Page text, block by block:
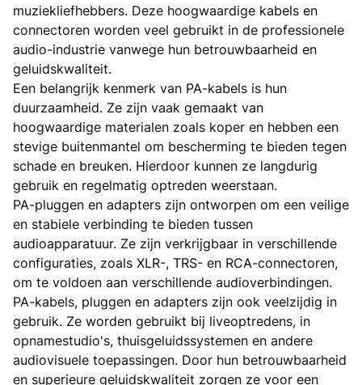
muziekliefhebbers. Deze hoogwaardige kabels en
connectoren worden veel gebruikt in de professionele
audio-industrie vanwege hun betrouwbaarheid en
geluidskwaliteit.
Een belangrijk kenmerk van PA-kabels is hun
duurzaamheid. Ze zijn vaak gemaakt van
hoogwaardige materialen zoals koper en hebben een
stevige buitenmantel om bescherming te bieden tegen
schade en breuken. Hierdoor kunnen ze langdurig
gebruik en regelmatig optreden weerstaan.
PA-pluggen en adapters zijn ontworpen om een ​​veilige
en stabiele verbinding te bieden tussen
audioapparatuur. Ze zijn verkrijgbaar in verschillende
configuraties, zoals XLR-, TRS- en RCA-connectoren,
om te voldoen aan verschillende audioverbindingen.
PA-kabels, pluggen en adapters zijn ook veelzijdig in
gebruik. Ze worden gebruikt bij liveoptredens, in
opnamestudio's, thuisgeluidssystemen en andere
audiovisuele toepassingen. Door hun betrouwbaarheid
en superieure geluidskwaliteit zorgen ze voor een